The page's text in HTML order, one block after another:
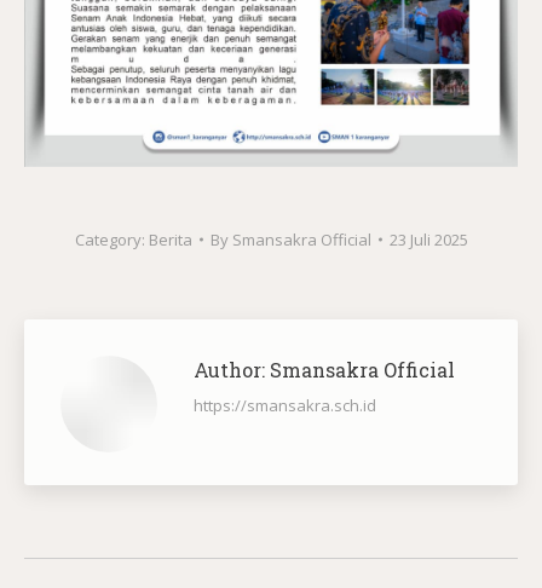
Category: Berita By Smansakra Official 23 Juli 2025
Author: Smansakra Official
https://smansakra.sch.id